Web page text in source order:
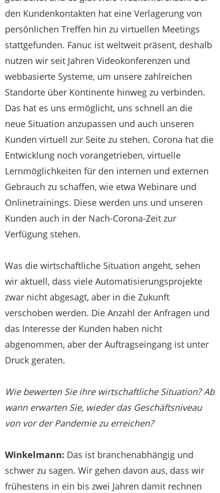
den Kundenkontakten hat eine Verlagerung von
persönlichen Treffen hin zu virtuellen Meetings
stattgefunden. Fanuc ist weltweit präsent, deshalb
nutzen wir seit Jahren Videokonferenzen und
webbasierte Systeme, um unsere zahlreichen
Standorte über Kontinente hinweg zu verbinden.
Das hat es uns ermöglicht, uns schnell an die
neue Situation anzupassen und auch unseren
Kunden virtuell zur Seite zu stehen. Corona hat die
Entwicklung noch vorangetrieben, virtuelle
Lernmöglichkeiten für den internen und externen
Gebrauch zu schaffen, wie etwa Webinare und
Onlinetrainings. Diese werden uns und unseren
Kunden auch in der Nach-Corona-Zeit zur
Verfügung stehen.
Was die wirtschaftliche Situation angeht, sehen
wir aktuell, dass viele Automatisierungsprojekte
zwar nicht abgesagt, aber in die Zukunft
verschoben werden. Die Anzahl der Anfragen und
das Interesse der Kunden haben nicht
abgenommen, aber der Auftragseingang ist unter
Druck geraten.
Wie bewerten Sie ihre wirtschaftliche Situation? Ab
wann erwarten Sie, wieder das Geschäftsniveau
von vor der Pandemie zu erreichen?
Winkelmann: Das ist branchenabhängig und
schwer zu sagen. Wir gehen davon aus, dass wir
frühestens in ein bis zwei Jahren damit rechnen